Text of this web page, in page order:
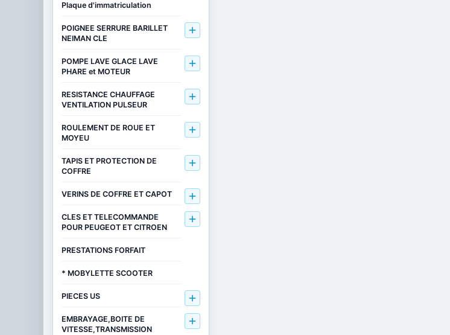
Plaque d'immatriculation
POIGNEE SERRURE BARILLET
NEIMAN CLE

POMPE LAVE GLACE LAVE
PHARE et MOTEUR

RESISTANCE CHAUFFAGE
VENTILATION PULSEUR

ROULEMENT DE ROUE ET
MOYEU

TAPIS ET PROTECTION DE
COFFRE

VERINS DE COFFRE ET CAPOT 
CLES ET TELECOMMANDE
POUR PEUGEOT ET CITROEN

PRESTATIONS FORFAIT
* MOBYLETTE SCOOTER
PIECES US 
EMBRAYAGE,BOITE DE
VITESSE,TRANSMISSION
